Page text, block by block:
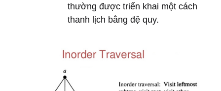
thường được triển khai một cách
thanh lịch bằng đệ quy.